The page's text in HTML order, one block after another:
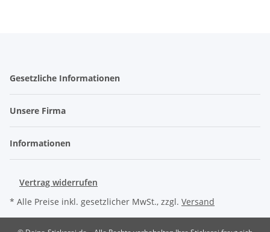
Gesetzliche Informationen
Unsere Firma
Informationen
Vertrag widerrufen
* Alle Preise inkl. gesetzlicher MwSt., zzgl. Versand